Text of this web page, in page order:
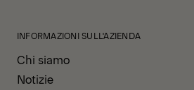
INFORMAZIONI SULL'AZIENDA
Chi siamo
Notizie